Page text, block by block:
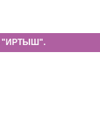
"ИРТЫШ".